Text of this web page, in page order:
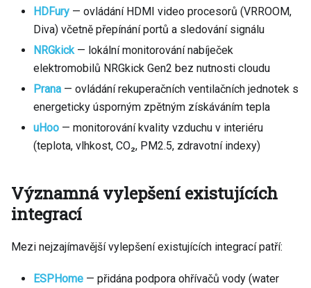
HDFury — ovládání HDMI video procesorů (VRROOM,
Diva) včetně přepínání portů a sledování signálu
NRGkick — lokální monitorování nabíječek
elektromobilů NRGkick Gen2 bez nutnosti cloudu
Prana — ovládání rekuperačních ventilačních jednotek s
energeticky úsporným zpětným získáváním tepla
uHoo — monitorování kvality vzduchu v interiéru
(teplota, vlhkost, CO₂, PM2.5, zdravotní indexy)
Významná vylepšení existujících
integrací
Mezi nejzajímavější vylepšení existujících integrací patří:
ESPHome — přidána podpora ohřívačů vody (water